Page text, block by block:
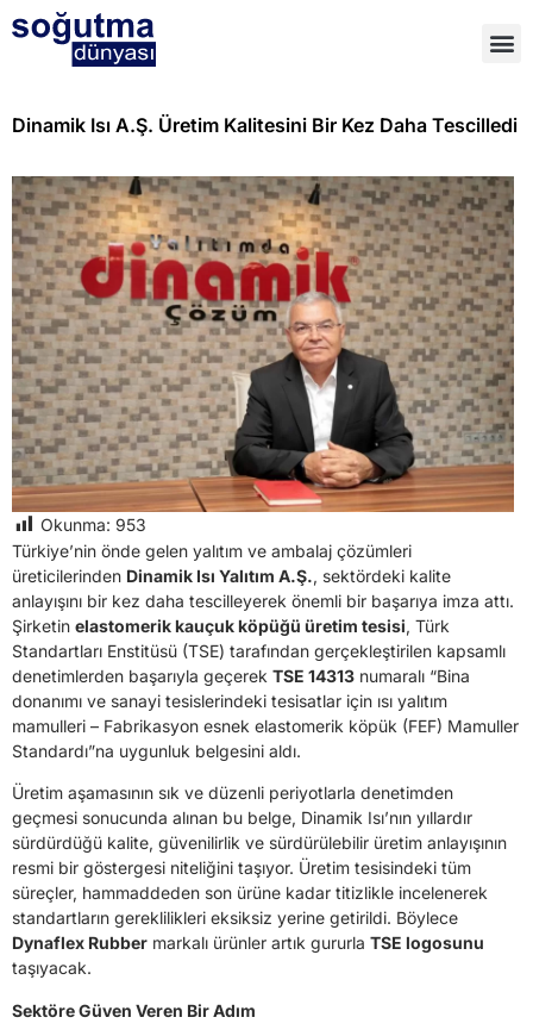
Dinamik Isı A.Ş. Üretim Kalitesini Bir Kez Daha Tescilledi
Okunma: 953
Türkiye’nin önde gelen yalıtım ve ambalaj çözümleri
üreticilerinden Dinamik Isı Yalıtım A.Ş., sektördeki kalite
anlayışını bir kez daha tescilleyerek önemli bir başarıya imza attı.
Şirketin elastomerik kauçuk köpüğü üretim tesisi, Türk
Standartları Enstitüsü (TSE) tarafından gerçekleştirilen kapsamlı
denetimlerden başarıyla geçerek TSE 14313 numaralı “Bina
donanımı ve sanayi tesislerindeki tesisatlar için ısı yalıtım
mamulleri – Fabrikasyon esnek elastomerik köpük (FEF) Mamuller
Standardı”na uygunluk belgesini aldı.
Üretim aşamasının sık ve düzenli periyotlarla denetimden
geçmesi sonucunda alınan bu belge, Dinamik Isı’nın yıllardır
sürdürdüğü kalite, güvenilirlik ve sürdürülebilir üretim anlayışının
resmi bir göstergesi niteliğini taşıyor. Üretim tesisindeki tüm
süreçler, hammaddeden son ürüne kadar titizlikle incelenerek
standartların gereklilikleri eksiksiz yerine getirildi. Böylece
Dynaflex Rubber markalı ürünler artık gururla TSE logosunu
taşıyacak.
Sektöre Güven Veren Bir Adım